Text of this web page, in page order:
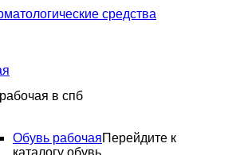
средства
Обувь рабочаяПерейдите к
каталогу обувь